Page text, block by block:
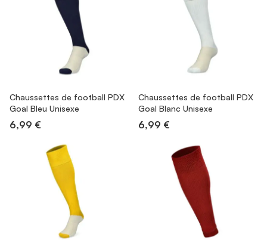
Chaussettes de football PDX
Goal Bleu Unisexe
6,99 €
Chaussettes de football PDX
Goal Blanc Unisexe
6,99 €